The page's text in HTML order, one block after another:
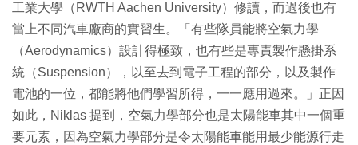
工業大學（RWTH Aachen University）修讀，而過後也有
當上不同汽車廠商的實習生。「有些隊員能將空氣力學
（Aerodynamics）設計得極致，也有些是專責製作懸掛系
統（Suspension），以至去到電子工程的部分，以及製作
電池的一位，都能將他們學習所得，一一應用過來。」正因
如此，Niklas 提到，空氣力學部分也是太陽能車其中一個重
要元素，因為空氣力學部分是令太陽能車能用最少能源行走